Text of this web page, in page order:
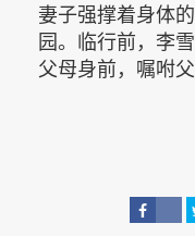
妻子强撑着身体
园。临行前，李
父母身前，嘱咐